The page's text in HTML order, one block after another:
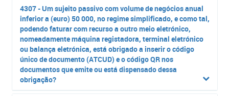
4307 - Um sujeito passivo com volume de negócios anual
inferior a (euro) 50 000, no regime simplificado, e como tal,
podendo faturar com recurso a outro meio eletrónico,
nomeadamente máquina registadora, terminal eletrónico
ou balança eletrónica, está obrigado a inserir o código
único de documento (ATCUD) e o código QR nos
documentos que emite ou está dispensado dessa
obrigação?